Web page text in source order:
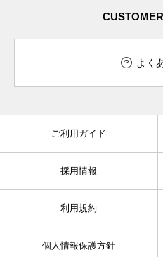
よく
ご利用ガイド
採用情報
利用規約
個人情報保護方針